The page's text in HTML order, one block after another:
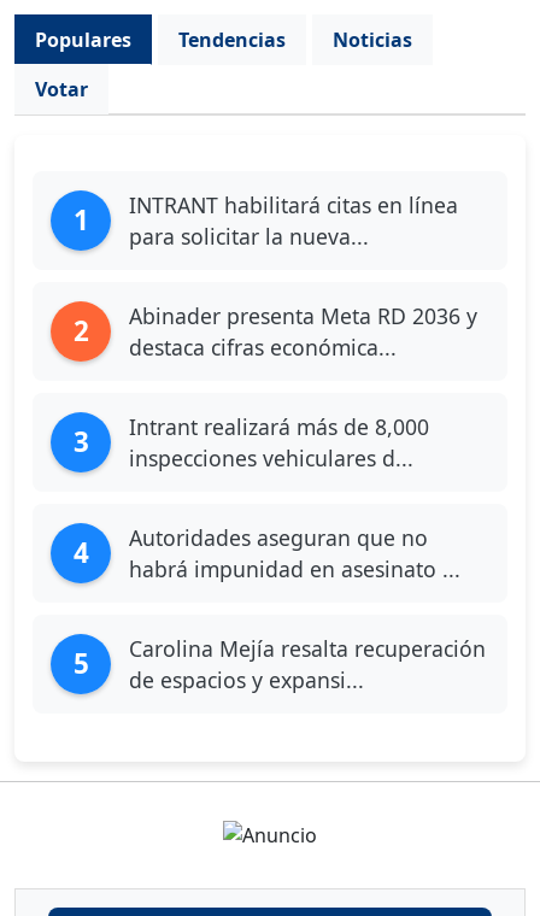
Populares Tendencias
Noticias
Votar
1
INTRANT habilitará citas en línea
para solicitar la nueva...
2
Abinader presenta Meta RD 2036 y
destaca cifras económica...
3
Intrant realizará más de 8,000
inspecciones vehiculares d...
4
Autoridades aseguran que no
habrá impunidad en asesinato ...
5
Carolina Mejía resalta recuperación
de espacios y expansi...